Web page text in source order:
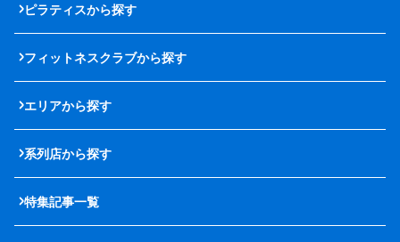
ピラティスから探す
フィットネスクラブから探す
エリアから探す
系列店から探す
特集記事一覧